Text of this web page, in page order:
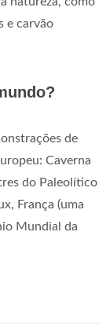
e carvão
de
Caverna
do Paleolítico
França (uma
Mundial da